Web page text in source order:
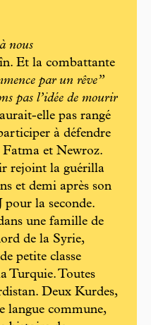
nous
Et la combattante
par un rêve”
pas l’idée de mourir
elle pas rangé
à défendre
et Newroz.
rejoint la guérilla
et demi après son
pour la seconde.
une famille de
de la Syrie,
petite classe
Turquie. Toutes
Deux Kurdes,
langue commune,